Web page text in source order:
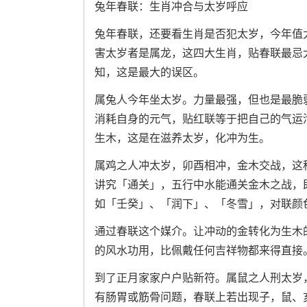
兔年春联：生肖冲合与太岁呼应
兔年春联，还要看生肖是否犯太岁，今年
害太岁者是属龙，这四大生肖，贴春联最
知，这是最大的误区。
属兔人今年坐太岁。力量最强，但也是最
消耗自身的元气，贴红联等于把自己的气
生木，这是在滋养太岁，化冲为生。
属鸡之人冲太岁，卯酉相冲，金木交战，
讲究「通关」，五行中水能通关金木之战
如「壬癸」、「润下」、「冬雪」，对联
通过春联这个媒介。让冲动的金转化为生
的风水功用，比佩戴任何吉祥物都来得直接
到了正月家家户户贴新符。属鼠之人刑太
有肠胃或筋骨问题，春联上若出现子，鼠